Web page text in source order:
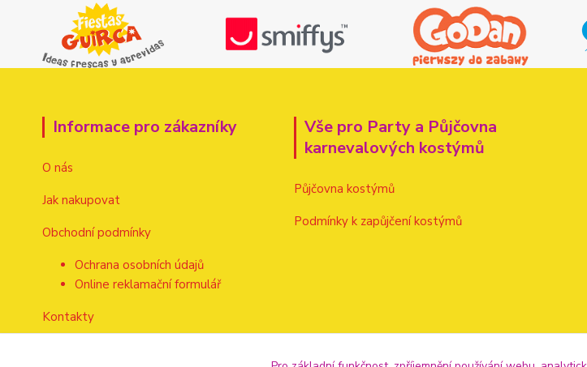
Informace pro zákazníky
O nás
Jak nakupovat
Obchodní podmínky
Ochrana osobních údajů
Online reklamační formulář
Kontakty
Vše pro Party a Půjčovna
karnevalových kostýmů
Půjčovna kostýmů
Podmínky k zapůjčení kostýmů